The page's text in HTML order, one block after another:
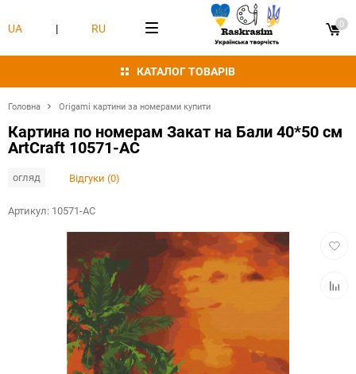
КАТАЛОГ ТОВАРІВ
UA | RU 0
Головна Origami картини за номерами купити
Картина по номерам Закат на Бали 40*50 см
ArtCraft 10571-AC
огляд Відгуки (0)
Артикул: 10571-AC